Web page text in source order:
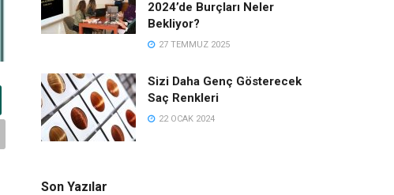
2024’de Burçları Neler
Bekliyor?
27 TEMMUZ 2025
Sizi Daha Genç Gösterecek
Saç Renkleri
22 OCAK 2024
Son Yazılar